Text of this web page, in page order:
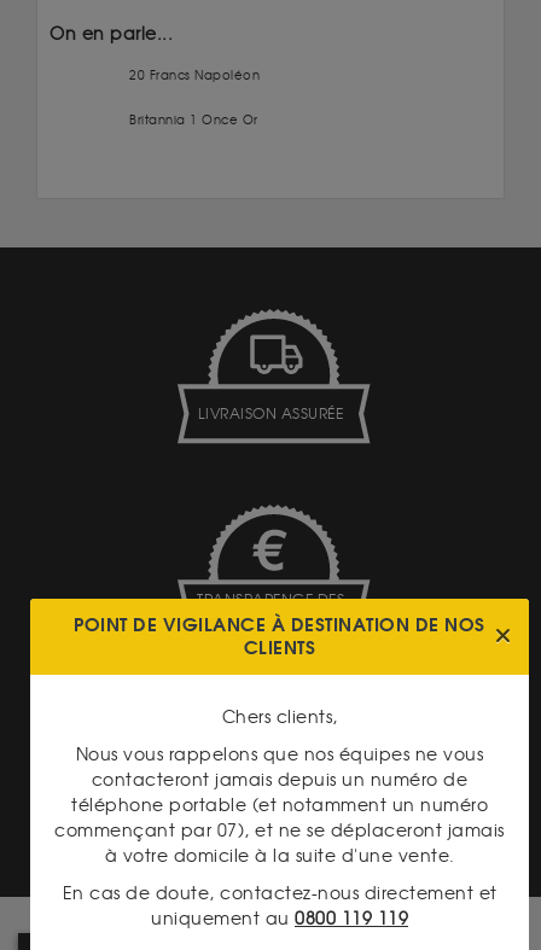
On en parle...
20 Francs Napoléon
Britannia 1 Once Or
LIVRAISON ASSURÉE
TRANSPARENCE DES
PRIX
PAIEMENT SECURISÉ
POINT DE VIGILANCE À DESTINATION DE NOS
CLIENTS
Chers clients,
Nous vous rappelons que nos équipes ne vous
contacteront jamais depuis un numéro de
téléphone portable (et notamment un numéro
commençant par 07), et ne se déplaceront jamais
à votre domicile à la suite d'une vente.
En cas de doute, contactez-nous directement et
uniquement au 0800 119 119